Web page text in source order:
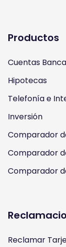
a
a
m
u
b
k
t
Productos
Cuentas
Hipotecas
Telefonía e
Inversión
Comparador
Comparador
Comparador
Reclamar